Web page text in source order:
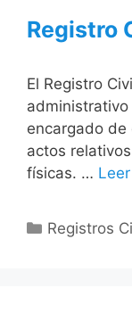
Registro
El Registro
encargado de
actos
físicas. …
Categorías
Registros